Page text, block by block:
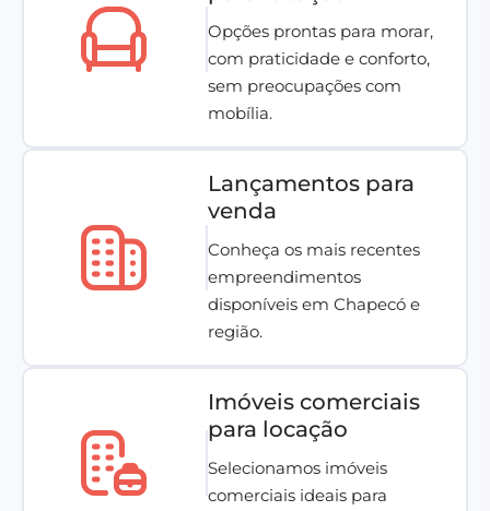
Opções prontas para morar,
com praticidade e conforto,
sem preocupações com
mobília.
Lançamentos para
venda
Conheça os mais recentes
empreendimentos
disponíveis em Chapecó e
região.
Imóveis comerciais
para locação
Selecionamos imóveis
comerciais ideais para